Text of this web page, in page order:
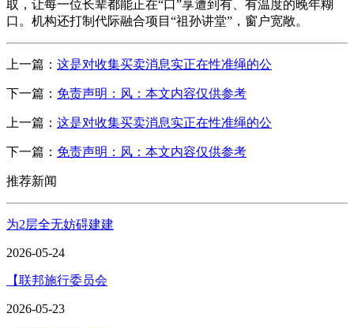
取，让每一位长辈都能正在“口”享遭到有、有温度的晚年糊
口。机构还打制代际融合项目“祖孙讲堂”，窗户宽敞。
上一篇： 这是对收集买卖消息实正在性准绳的公
下一篇： 免责声明：风：本文内容仅供参考
上一篇： 这是对收集买卖消息实正在性准绳的公
下一篇： 免责声明：风：本文内容仅供参考
推荐新闻
为2层全无妨碍建建
2026-05-24
【联邦施行委员会
2026-05-23